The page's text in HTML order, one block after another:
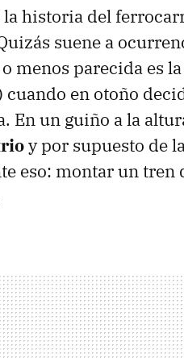
la historia del
suene a
menos parecida es
cuando en otoño
En un guiño a la
y por supuesto de
eso: montar un tren